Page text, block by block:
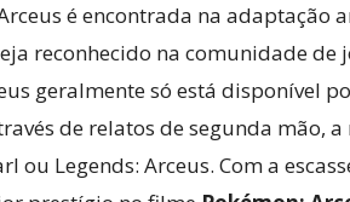
é encontrada na adaptação
reconhecido na comunidade de
geralmente só está disponível
de relatos de segunda mão,
ou Legends: Arceus. Com a